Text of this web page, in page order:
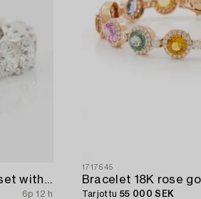
Full eternity ring 18K white gold set with brilliant-cut diamonds.
6p 12 h
1717645
Tarjottu 55 000 SEK